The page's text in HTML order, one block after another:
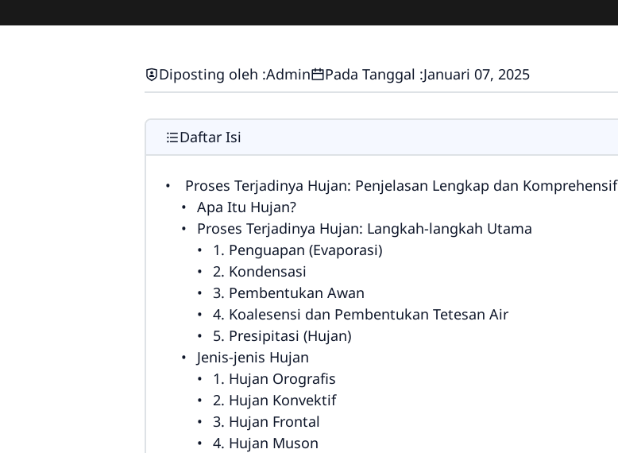
Diposting oleh :Admin Pada Tanggal :Januari 07, 2025
Daftar Isi
Proses Terjadinya Hujan: Penjelasan Lengkap dan Komprehensif
Apa Itu Hujan?
Proses Terjadinya Hujan: Langkah-langkah Utama
1. Penguapan (Evaporasi)
2. Kondensasi
3. Pembentukan Awan
4. Koalesensi dan Pembentukan Tetesan Air
5. Presipitasi (Hujan)
Jenis-jenis Hujan
1. Hujan Orografis
2. Hujan Konvektif
3. Hujan Frontal
4. Hujan Muson